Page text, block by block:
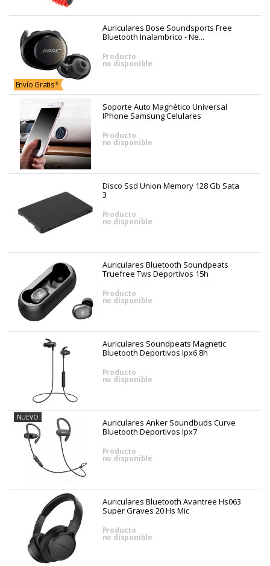
Envío Gratis*
Auriculares Bose Soundsports Free
Bluetooth Inalambrico - Ne...
Producto
no disponible
Soporte Auto Magnético Universal
IPhone Samsung Celulares
Producto
no disponible
Disco Ssd Union Memory 128 Gb Sata
3
Producto
no disponible
Auriculares Bluetooth Soundpeats
Truefree Tws Deportivos 15h
Producto
no disponible
Auriculares Soundpeats Magnetic
Bluetooth Deportivos Ipx6 8h
Producto
no disponible
NUEVO
Auriculares Anker Soundbuds Curve
Bluetooth Deportivos Ipx7
Producto
no disponible
Auriculares Bluetooth Avantree Hs063
Super Graves 20 Hs Mic
Producto
no disponible